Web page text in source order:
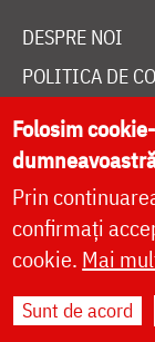
DESPRE NOI
POLITICA DE
DONEAZĂ
LIVE
Site
Folosim
Prin
confirmați
cookie. Mai
Sunt de acord